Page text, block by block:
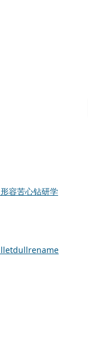
容苦心钻研学
dullrename